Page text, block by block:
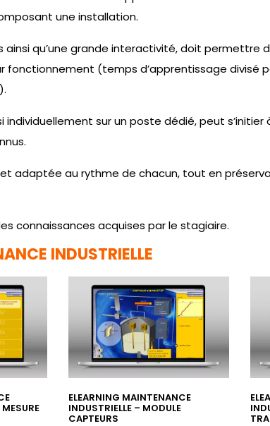
une installation.
qu’une grande interactivité, doit permettre
(temps d’apprentissage divisé
sur un poste dédié, peut
adaptée au rythme de chacun, tout en
connaissances acquises par le stagiaire.
INDUSTRIELLE
ELEARNING MAINTENANCE
INDUSTRIELLE – MODULE
CAPTEURS